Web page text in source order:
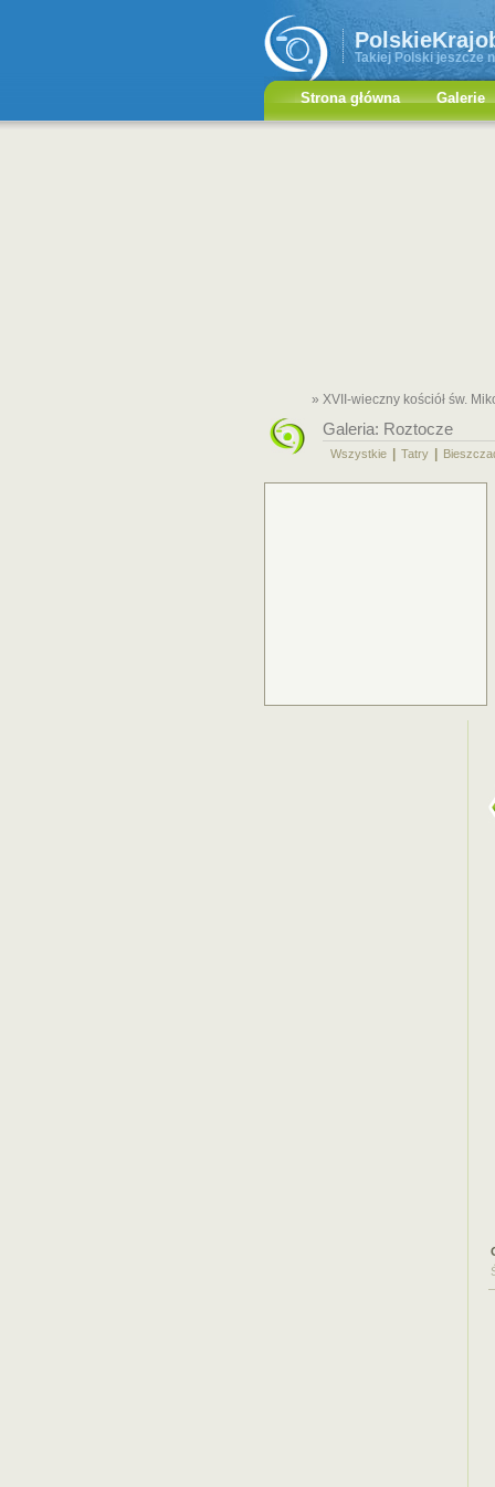
Takiej Polski jeszcze
Strona główna Galerie
» XVII-wieczny kościół św.
Galeria: Roztocze
Wszystkie Tatry